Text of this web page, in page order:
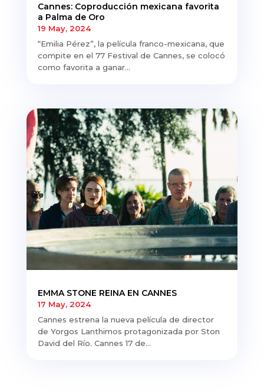
Cannes: Coproducción mexicana favorita
a Palma de Oro
19 May, 2024
“Emilia Pérez”, la película franco-mexicana, que
compite en el 77 Festival de Cannes, se colocó
como favorita a ganar...
EMMA STONE REINA EN CANNES
17 May, 2024
Cannes estrena la nueva película de director
de Yorgos Lanthimos protagonizada por Ston
David del Río. Cannes 17 de...